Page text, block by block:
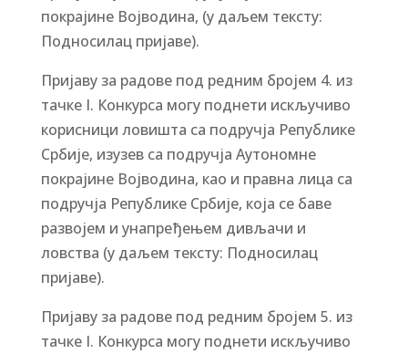
покрајине Војводина, (у даљем тексту:
Подносилац пријаве).
Пријаву за радове под редним бројем 4. из
тачке I. Конкурса могу поднети искључиво
корисници ловишта са подручја Републике
Србије, изузев са подручја Аутономне
покрајине Војводина, као и правна лица са
подручја Републике Србије, која се баве
развојем и унапређењем дивљачи и
ловства (у даљем тексту: Подносилац
пријаве).
Пријаву за радове под редним бројем 5. из
тачке I. Конкурса могу поднети искључиво